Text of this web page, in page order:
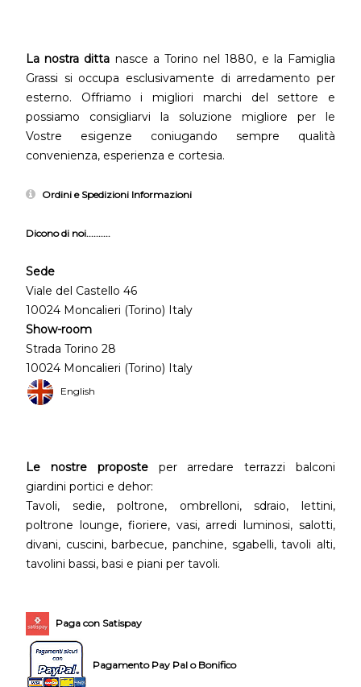
La nostra ditta nasce a Torino nel 1880, e la Famiglia
Grassi si occupa esclusivamente di arredamento per
esterno. Offriamo i migliori marchi del settore e
possiamo consigliarvi la soluzione migliore per le
Vostre esigenze coniugando sempre qualità
convenienza, esperienza e cortesia.
Ordini e Spedizioni Informazioni
Dicono di noi..........
Sede
Viale del Castello 46
10024 Moncalieri (Torino) Italy
Show-room
Strada Torino 28
10024 Moncalieri (Torino) Italy
English
Le nostre proposteper arredare terrazzi balconi
giardini portici e dehor:
Tavoli, sedie, poltrone, ombrelloni, sdraio, lettini,
poltrone lounge, fioriere, vasi, arredi luminosi, salotti,
divani, cuscini, barbecue, panchine, sgabelli, tavoli alti,
tavolini bassi, basi e piani per tavoli.
Paga con Satispay
Pagamento Pay Pal o Bonifico